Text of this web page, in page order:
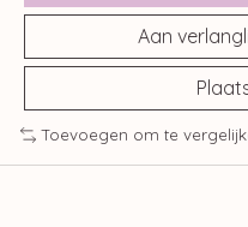
Aan
Toevoegen om te